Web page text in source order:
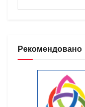
Рекомендовано